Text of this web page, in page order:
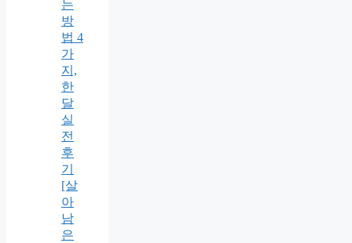
는
방
법 4
가
지,
한
달
실
전
후
기
[살
아
남
은